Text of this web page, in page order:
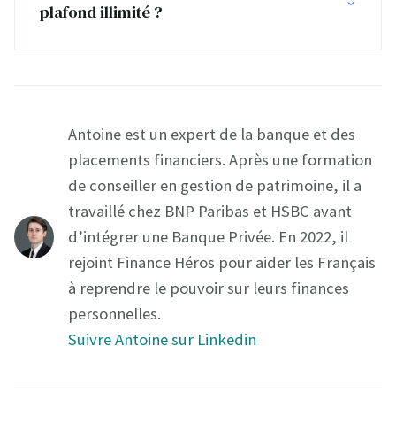
plafond illimité ?
Antoine est un expert de la banque et des
placements financiers. Après une formation
de conseiller en gestion de patrimoine, il a
travaillé chez BNP Paribas et HSBC avant
d’intégrer une Banque Privée. En 2022, il
rejoint Finance Héros pour aider les Français
à reprendre le pouvoir sur leurs finances
personnelles.
Suivre Antoine sur Linkedin